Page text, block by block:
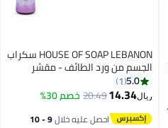
HOUSE OF SOAP LEBANON سكراب
الجسم من ورد الطائف - مقشر
ومرطب للعناية بالبشرة للحصول
جرام
5.0
1
ريال14.34
20.49خصم 30%
احصل عليه خلال 9 - 10